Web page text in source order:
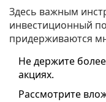
Здесь важным
инвестиционный
придерживаются
Не держите
акциях.
Рассмотрите